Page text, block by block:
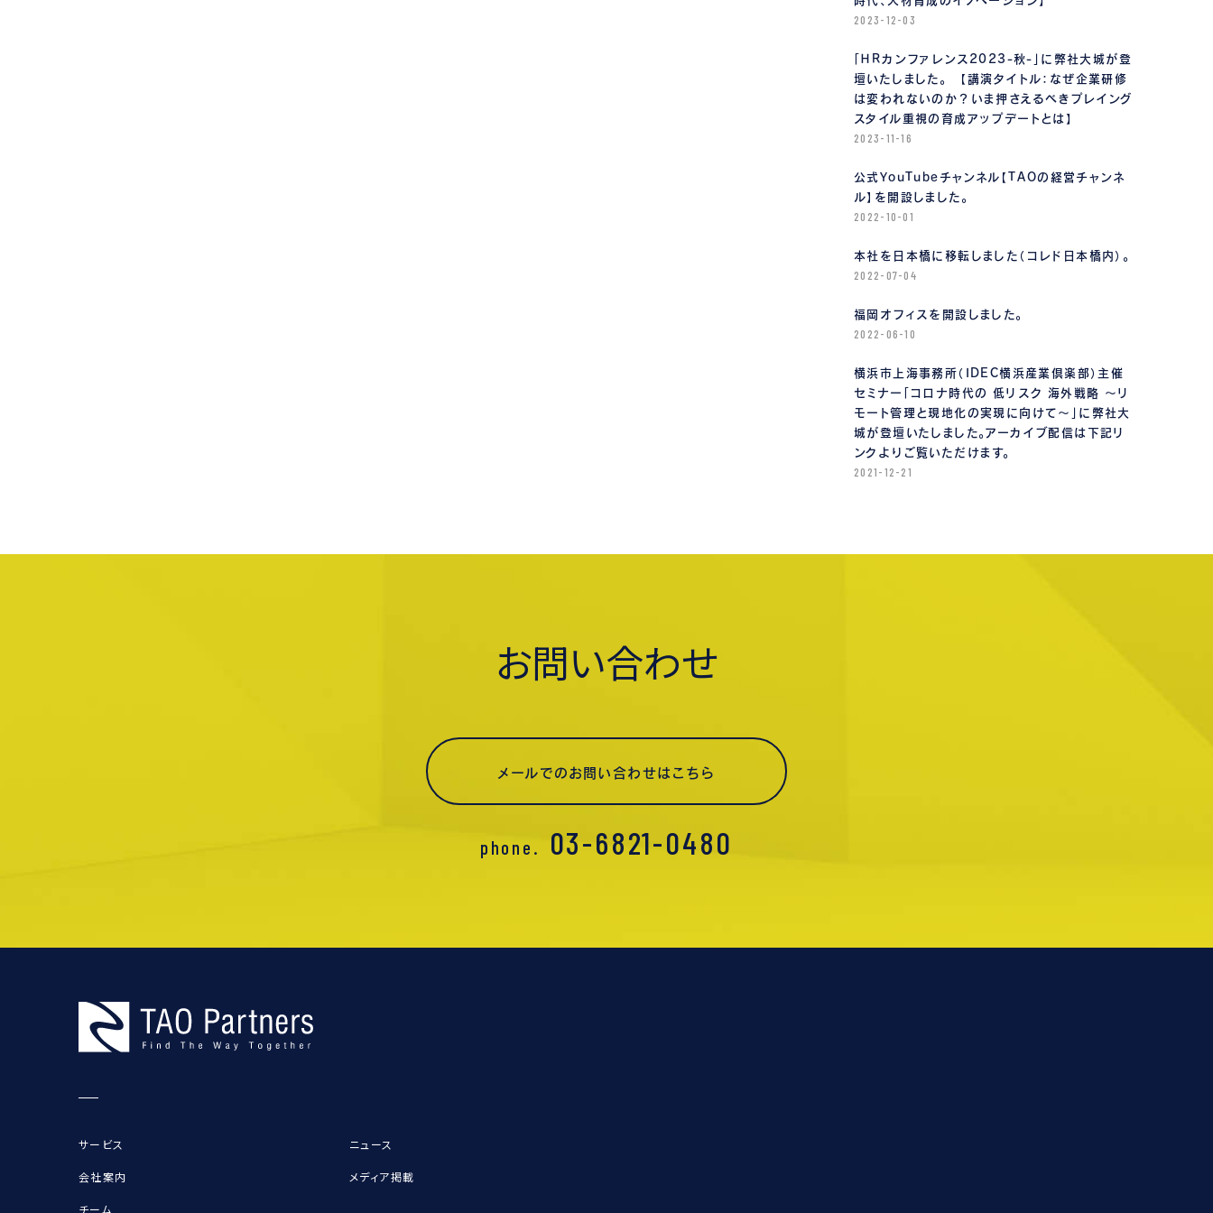
2023-12-03
「ＨＲカンファレンス2023-秋-」に弊社大城が登
壇いたしました。 【講演タイトル：なぜ企業研修
は変われないのか？いま押さえるべきプレイング
スタイル重視の育成アップデートとは】
2023-11-16
公式YouTubeチャンネル【TAOの経営チャンネ
ル】を開設しました。
2022-10-01
本社を日本橋に移転しました（コレド日本橋内）。
2022-07-04
福岡オフィスを開設しました。
2022-06-10
横浜市上海事務所（IDEC横浜産業倶楽部）主催
セミナー「コロナ時代の 低リスク 海外戦略 〜リ
モート管理と現地化の実現に向けて〜」に弊社大
城が登壇いたしました。アーカイブ配信は下記リ
ンクよりご覧いただけます。
2021-12-21
お問い合わせ
メールでのお問い合わせはこちら
phone. 03-6821-0480
サービス
会社案内
チーム
ニュース
メディア掲載